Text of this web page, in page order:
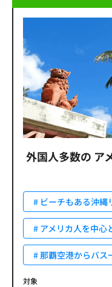
外国人多数の ア
# ビーチもある沖縄
# アメリカ人を中心
# 那覇空港からバス
対象